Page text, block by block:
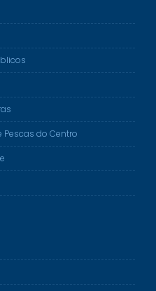
Pescas do Centro